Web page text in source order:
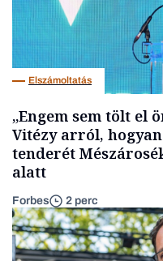
Elszámoltatás
„Engem sem tölt el
Vitézy arról,
tenderét
alatt
Forbes 2 perc